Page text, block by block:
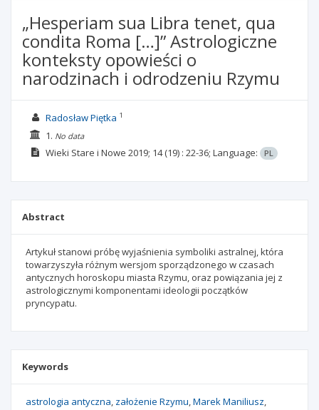
„Hesperiam sua Libra tenet, qua
condita Roma […]” Astrologiczne
konteksty opowieści o
narodzinach i odrodzeniu Rzymu
Radosław Piętka 1
1. No data
Wieki Stare i Nowe 2019; 14(19) : 22-36; Language: PL
Abstract
Artykuł stanowi próbę wyjaśnienia symboliki astralnej, która
towarzyszyła różnym wersjom sporządzonego w czasach
antycznych horoskopu miasta Rzymu, oraz powiązania jej z
astrologicznymi komponentami ideologii początków
pryncypatu.
Keywords
astrologia antyczna założenie Rzymu Marek Maniliusz